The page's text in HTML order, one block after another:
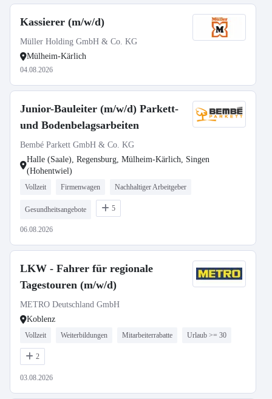
Kassierer (m/w/d)
Müller Holding GmbH & Co. KG
Mülheim-Kärlich
04.08.2026
Junior-Bauleiter (m/w/d) Parkett-
und Bodenbelagsarbeiten
Bembé Parkett GmbH & Co. KG
Halle (Saale), Regensburg, Mülheim-Kärlich, Singen
(Hohentwiel)
Vollzeit Firmenwagen Nachhaltiger Arbeitgeber
Gesundheitsangebote 5
06.08.2026
LKW - Fahrer für regionale
Tagestouren (m/w/d)
METRO Deutschland GmbH
Koblenz
Vollzeit Weiterbildungen Mitarbeiterrabatte Urlaub >= 30
2
03.08.2026